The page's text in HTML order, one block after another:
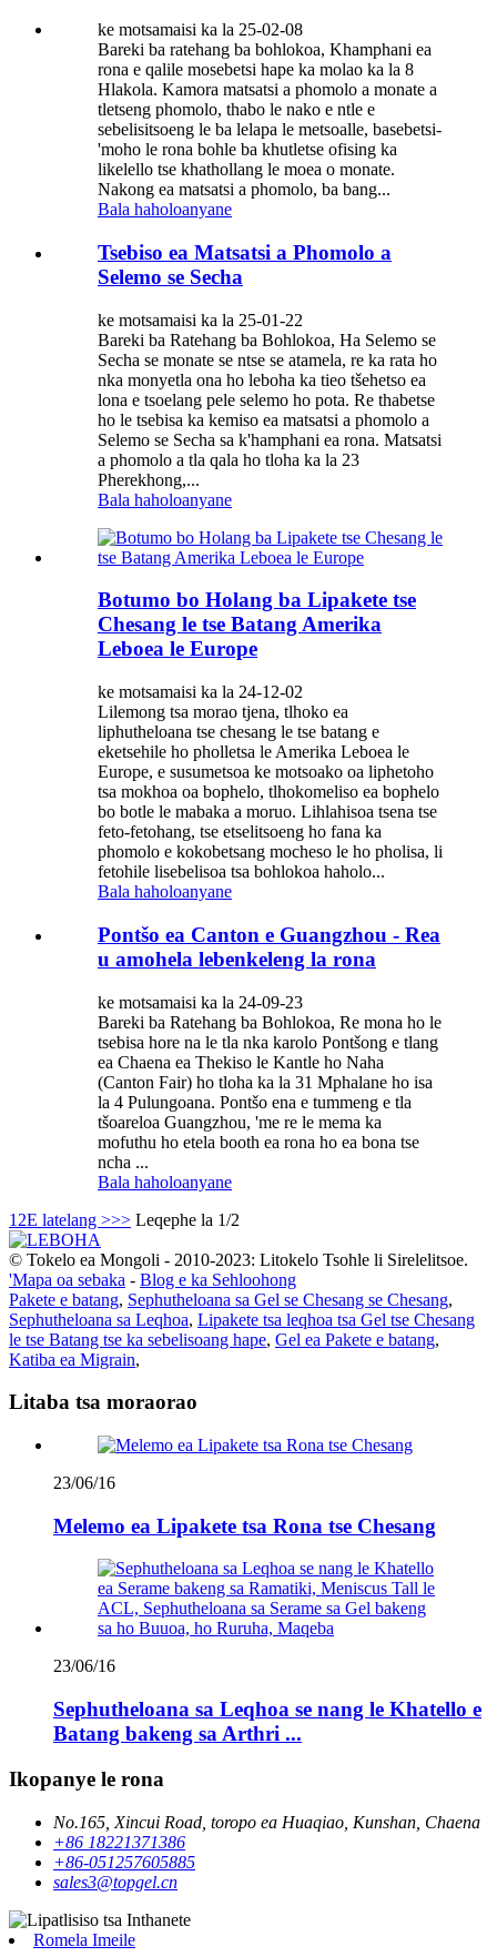
ke motsamaisi ka la 25-02-08
Bareki ba ratehang ba bohlokoa, Khamphani ea
rona e qalile mosebetsi hape ka molao ka la 8
Hlakola. Kamora matsatsi a phomolo a monate a
tletseng phomolo, thabo le nako e ntle e
sebelisitsoeng le ba lelapa le metsoalle, basebetsi-
'moho le rona bohle ba khutletse ofising ka
likelello tse khathollang le moea o monate.
Nakong ea matsatsi a phomolo, ba bang...
Bala haholoanyane
Tsebiso ea Matsatsi a Phomolo a
Selemo se Secha
ke motsamaisi ka la 25-01-22
Bareki ba Ratehang ba Bohlokoa, Ha Selemo se
Secha se monate se ntse se atamela, re ka rata ho
nka monyetla ona ho leboha ka tieo tšehetso ea
lona e tsoelang pele selemo ho pota. Re thabetse
ho le tsebisa ka kemiso ea matsatsi a phomolo a
Selemo se Secha sa k'hamphani ea rona. Matsatsi
a phomolo a tla qala ho tloha ka la 23
Pherekhong,...
Bala haholoanyane
Botumo bo Holang ba Lipakete tse
Chesang le tse Batang Amerika
Leboea le Europe
ke motsamaisi ka la 24-12-02
Lilemong tsa morao tjena, tlhoko ea
liphutheloana tse chesang le tse batang e
eketsehile ho pholletsa le Amerika Leboea le
Europe, e susumetsoa ke motsoako oa liphetoho
tsa mokhoa oa bophelo, tlhokomeliso ea bophelo
bo botle le mabaka a moruo. Lihlahisoa tsena tse
feto-fetohang, tse etselitsoeng ho fana ka
phomolo e kokobetsang mocheso le ho pholisa, li
fetohile lisebelisoa tsa bohlokoa haholo...
Bala haholoanyane
Pontšo ea Canton e Guangzhou - Rea
u amohela lebenkeleng la rona
ke motsamaisi ka la 24-09-23
Bareki ba Ratehang ba Bohlokoa, Re mona ho le
tsebisa hore na le tla nka karolo Pontšong e tlang
ea Chaena ea Thekiso le Kantle ho Naha
(Canton Fair) ho tloha ka la 31 Mphalane ho isa
la 4 Pulungoana. Pontšo ena e tummeng e tla
tšoareloa Guangzhou, 'me re le mema ka
mofuthu ho etela booth ea rona ho ea bona tse
ncha ...
Bala haholoanyane
1 2E latelang >>> Leqephe la 1/2
© Tokelo ea Mongoli - 2010-2023: Litokelo Tsohle li Sirelelitsoe.
'Mapa oa sebaka - Blog e ka Sehloohong
Pakete e batang, Sephutheloana sa Gel se Chesang se Chesang,
Sephutheloana sa Leqhoa, Lipakete tsa leqhoa tsa Gel tse Chesang
le tse Batang tse ka sebelisoang hape, Gel ea Pakete e batang,
Katiba ea Migrain,
Litaba tsa moraorao
23/06/16
Melemo ea Lipakete tsa Rona tse Chesang
23/06/16
Sephutheloana sa Leqhoa se nang le Khatello e
Batang bakeng sa Arthri ...
Ikopanye le rona
No.165, Xincui Road, toropo ea Huaqiao, Kunshan, Chaena
+86 18221371386
+86-051257605885
sales3@topgel.cn
Romela Imeile